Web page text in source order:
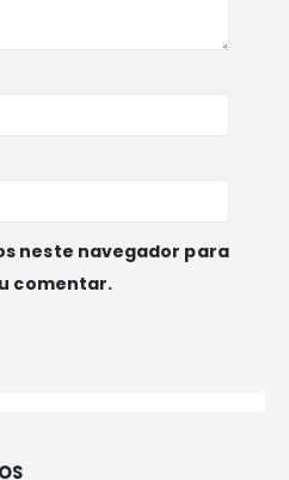
neste navegador para
comentar.